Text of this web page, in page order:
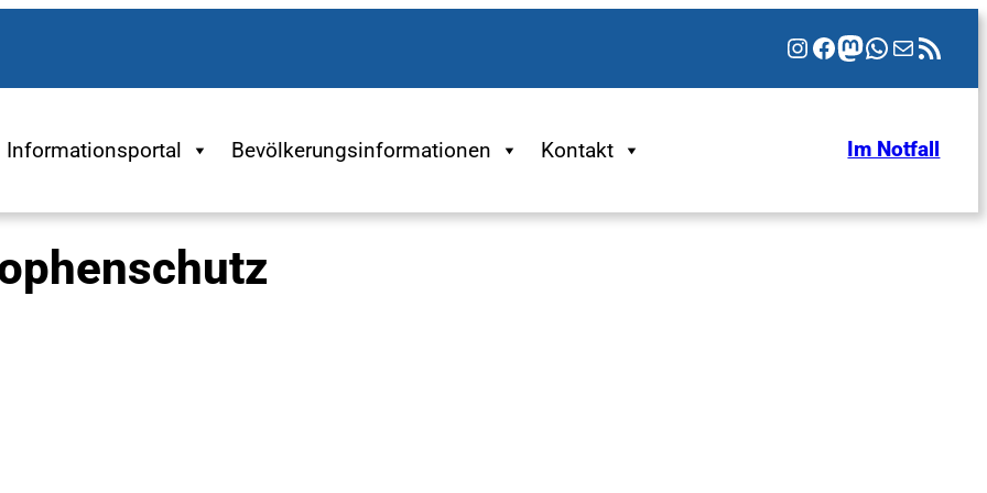
Instagram
Facebook
Mastodon
WhatsApp
E-MailRSS-Feed
Informationsportal Bevölkerungsinformationen Kontakt Im Notfall